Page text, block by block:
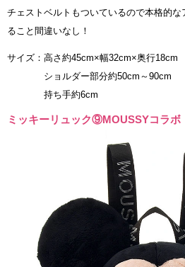
チェストベルトもついているので本格的
ること間違いなし！
サイズ：高さ約45cm×幅32cm×奥行18cm
ショルダー部分約50cm～90cm
持ち手約6cm
ミッキーリュック⑨MOUSSYコラボ